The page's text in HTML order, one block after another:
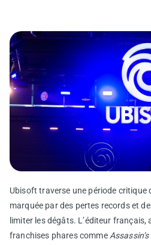
Ubisoft traverse une période critique
marquée par des pertes records et
limiter les dégâts. L’éditeur
franchises phares comme